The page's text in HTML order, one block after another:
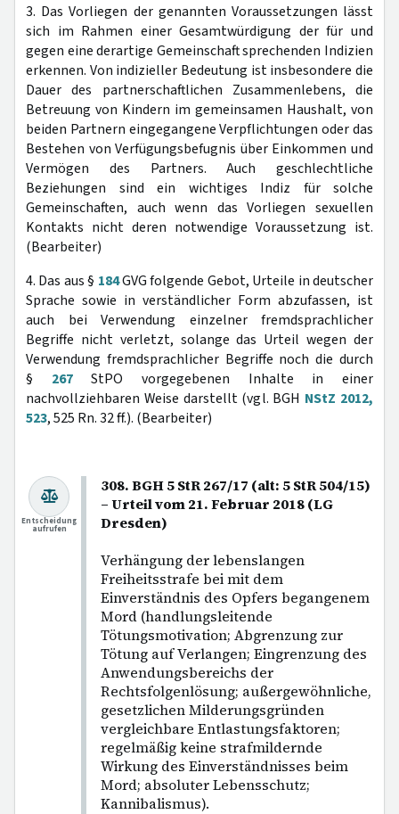
3. Das Vorliegen der genannten Voraussetzungen lässt
sich im Rahmen einer Gesamtwürdigung der für und
gegen eine derartige Gemeinschaft sprechenden Indizien
erkennen. Von indizieller Bedeutung ist insbesondere die
Dauer des partnerschaftlichen Zusammenlebens, die
Betreuung von Kindern im gemeinsamen Haushalt, von
beiden Partnern eingegangene Verpflichtungen oder das
Bestehen von Verfügungsbefugnis über Einkommen und
Vermögen des Partners. Auch geschlechtliche
Beziehungen sind ein wichtiges Indiz für solche
Gemeinschaften, auch wenn das Vorliegen sexuellen
Kontakts nicht deren notwendige Voraussetzung ist.
(Bearbeiter)
4. Das aus § 184GVG folgende Gebot, Urteile in deutscher
Sprache sowie in verständlicher Form abzufassen, ist
auch bei Verwendung einzelner fremdsprachlicher
Begriffe nicht verletzt, solange das Urteil wegen der
Verwendung fremdsprachlicher Begriffe noch die durch
§ 267StPO vorgegebenen Inhalte in einer
nachvollziehbaren Weise darstellt (vgl. BGH NStZ 2012,
523, 525 Rn. 32 ff.). (Bearbeiter)
308. BGH 5 StR 267/17 (alt: 5 StR 504/15)
– Urteil vom 21. Februar 2018 (LG
Dresden)
Verhängung der lebenslangen
Freiheitsstrafe bei mit dem
Einverständnis des Opfers begangenem
Mord (handlungsleitende
Tötungsmotivation; Abgrenzung zur
Tötung auf Verlangen; Eingrenzung des
Anwendungsbereichs der
Rechtsfolgenlösung; außergewöhnliche,
gesetzlichen Milderungsgründen
vergleichbare Entlastungsfaktoren;
regelmäßig keine strafmildernde
Wirkung des Einverständnisses beim
Mord; absoluter Lebensschutz;
Kannibalismus).
Entscheidung
aufrufen